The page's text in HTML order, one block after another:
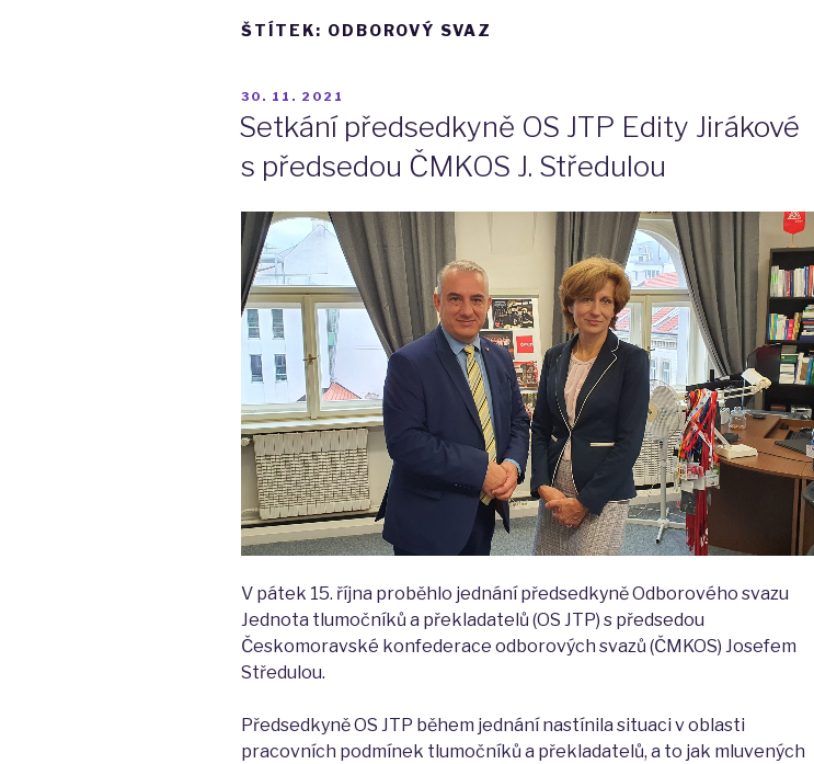
ŠTÍTEK: ODBOROVÝ SVAZ
PUBLIKOVÁNO
30. 11. 2021
Setkání předsedkyně OS JTP Edity Jirákové
s předsedou ČMKOS J. Středulou
V pátek 15. října proběhlo jednání předsedkyně Odborového svazu
Jednota tlumočníků a překladatelů (OS JTP) s předsedou
Českomoravské konfederace odborových svazů (ČMKOS) Josefem
Středulou.
Předsedkyně OS JTP během jednání nastínila situaci v oblasti
pracovních podmínek tlumočníků a překladatelů, a to jak mluvených